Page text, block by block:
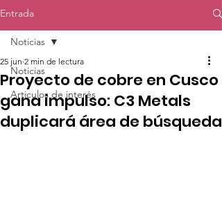
Entrada
Noticias
Articulos de interés
Noticias
Proyecto de cobre en Cusco
gana impulso: C3 Metals
duplicará área de búsqueda
25 jun 2 min de lectura